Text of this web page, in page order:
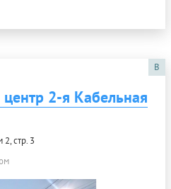
B
2-я Кабельная
стр. 3